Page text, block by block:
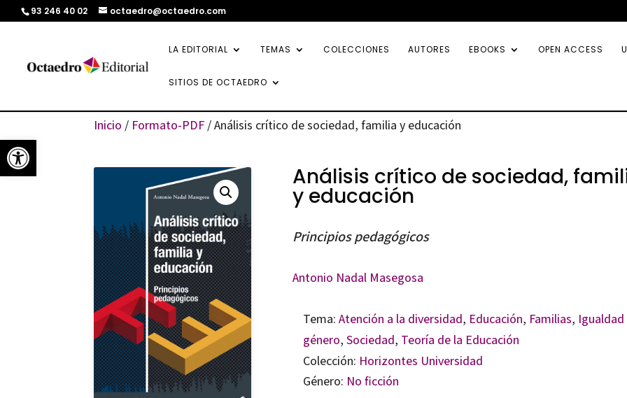
Abrir barra de herramientas
93 246 40 02 octaedro@octaedro.com
LA EDITORIAL TEMAS COLECCIONES AUTORES EBOOKS OPEN ACCESS
SITIOS DE OCTAEDRO
Inicio / Formato-PDF / Análisis crítico de sociedad, familia y educación
Análisis crítico de sociedad,
y educación
Principios pedagógicos
Antonio Nadal Masegosa
Tema: Atención a la diversidad, Educación, Familias,
género, Sociedad, Teoría de la Educación
Colección: Horizontes Universidad
Género: No ficción